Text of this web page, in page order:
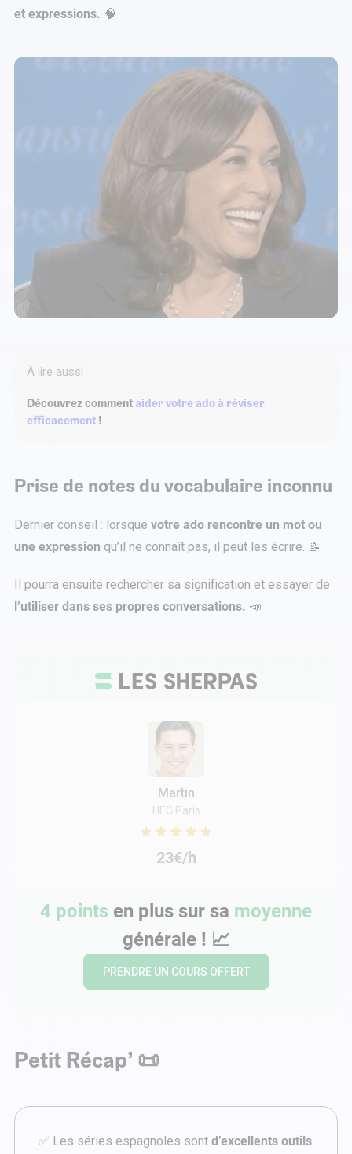
et expressions. 🧠
À lire aussi
Découvrez comment aider votre ado à réviser
efficacement !
Prise de notes du vocabulaire inconnu
Dernier conseil : lorsque votre ado rencontre un mot ou
une expression qu’il ne connaît pas, il peut les écrire. 📝
Il pourra ensuite rechercher sa signification et essayer de
l’utiliser dans ses propres conversations. 📣
Martin
HEC Paris
23€/h
4 points en plus sur sa moyenne
générale ! 📈
PRENDRE UN COURS OFFERT
Petit Récap’ 📜
✅ Les séries espagnoles sont d’excellents outils